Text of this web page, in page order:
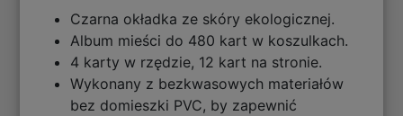
Czarna okładka ze skóry ekologicznej.
Album mieści do 480 kart w koszulkach.
4 karty w rzędzie, 12 kart na stronie.
Wykonany z bezkwasowych materiałów
bez domieszki PVC, by zapewnić